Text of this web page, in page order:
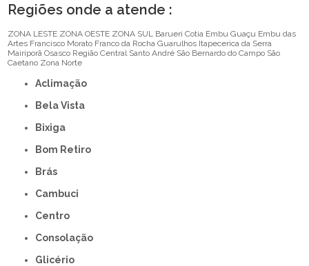
Regiões onde a atende :
ZONA LESTE ZONA OESTE ZONA SUL Barueri Cotia Embu Guaçu Embu das
Artes Francisco Morato Franco da Rocha Guarulhos Itapecerica da Serra
Mairiporã Osasco Região Central Santo André São Bernardo do Campo São
Caetano Zona Norte
Aclimação
Bela Vista
Bixiga
Bom Retiro
Brás
Cambuci
Centro
Consolação
Glicério